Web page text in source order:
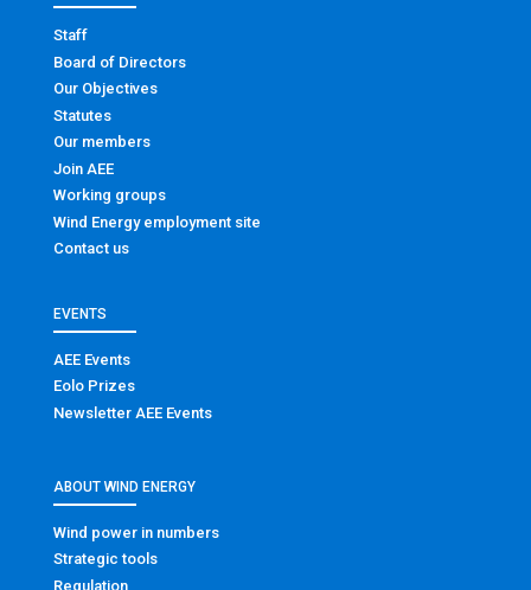
Staff
Board of Directors
Our Objectives
Statutes
Our members
Join AEE
Working groups
Wind Energy employment site
Contact us
EVENTS
AEE Events
Eolo Prizes
Newsletter AEE Events
ABOUT WIND ENERGY
Wind power in numbers
Strategic tools
Regulation